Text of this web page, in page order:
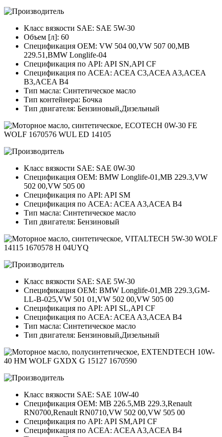
Класс вязкости SAE: SAE 5W-30
Объем [л]: 60
Спецификация OEM: VW 504 00,VW 507 00,MB
229.51,BMW Longlife-04
Спецификация по API: API SN,API CF
Спецификация по ACEA: ACEA C3,ACEA A3,ACEA
B3,ACEA B4
Тип масла: Синтетическое масло
Тип контейнера: Бочка
Тип двигателя: Бензиновый,Дизельный
Класс вязкости SAE: SAE 0W-30
Спецификация OEM: BMW Longlife-01,MB 229.3,VW
502 00,VW 505 00
Спецификация по API: API SM
Спецификация по ACEA: ACEA A3,ACEA B4
Тип масла: Синтетическое масло
Тип двигателя: Бензиновый
Класс вязкости SAE: SAE 5W-30
Спецификация OEM: BMW Longlife-01,MB 229.3,GM-
LL-B-025,VW 501 01,VW 502 00,VW 505 00
Спецификация по API: API SL,API CF
Спецификация по ACEA: ACEA A3,ACEA B4
Тип масла: Синтетическое масло
Тип двигателя: Бензиновый,Дизельный
Класс вязкости SAE: SAE 10W-40
Спецификация OEM: MB 226.5,MB 229.3,Renault
RN0700,Renault RN0710,VW 502 00,VW 505 00
Спецификация по API: API SM,API CF
Спецификация по ACEA: ACEA A3,ACEA B4